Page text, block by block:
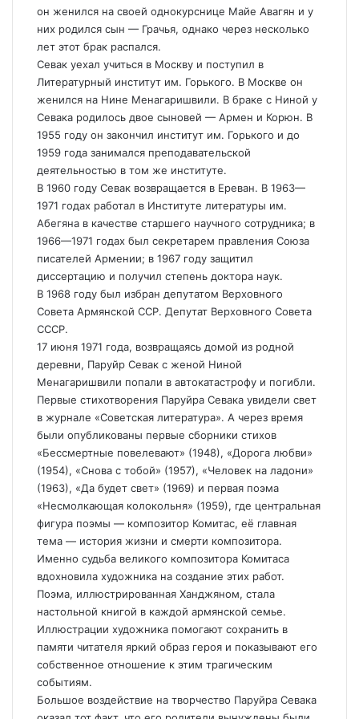
он женился на своей однокурснице Майе Авагян и у
них родился сын — Грачья, однако через несколько
лет этот брак распался.
Севак уехал учиться в Москву и поступил в
Литературный институт им. Горького. В Москве он
женился на Нине Менагаришвили. В браке с Ниной у
Севака родилось двое сыновей — Армен и Корюн. В
1955 году он закончил институт им. Горького и до
1959 года занимался преподавательской
деятельностью в том же институте.
В 1960 году Севак возвращается в Ереван. В 1963—
1971 годах работал в Институте литературы им.
Абегяна в качестве старшего научного сотрудника; в
1966—1971 годах был секретарем правления Союза
писателей Армении; в 1967 году защитил
диссертацию и получил степень доктора наук.
В 1968 году был избран депутатом Верховного
Совета Армянской ССР. Депутат Верховного Совета
СССР.
17 июня 1971 года, возвращаясь домой из родной
деревни, Паруйр Севак с женой Ниной
Менагаришвили попали в автокатастрофу и погибли.
Первые стихотворения Паруйра Севака увидели свет
в журнале «Советская литература». А через время
были опубликованы первые сборники стихов
«Бессмертные повелевают» (1948), «Дорога любви»
(1954), «Снова с тобой» (1957), «Человек на ладони»
(1963), «Да будет свет» (1969) и первая поэма
«Несмолкающая колокольня» (1959), где центральная
фигура поэмы — композитор Комитас, её главная
тема — история жизни и смерти композитора.
Именно судьба великого композитора Комитаса
вдохновила художника на создание этих работ.
Поэма, иллюстрированная Ханджяном, стала
настольной книгой в каждой армянской семье.
Иллюстрации художника помогают сохранить в
памяти читателя яркий образ героя и показывают его
собственное отношение к этим трагическим
событиям.
Большое воздействие на творчество Паруйра Севака